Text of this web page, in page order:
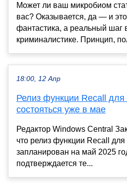
Может ли ваш микробиом
вас? Оказывается, да — и
фантастика, а реальный шаг
криминалистике. Принцип,
18:00, 12 Апр
Релиз функции Recall
состояться уже в мае
Редактор Windows Central
что релиз функции Recall
запланирован на май 2025
подтверждается те...